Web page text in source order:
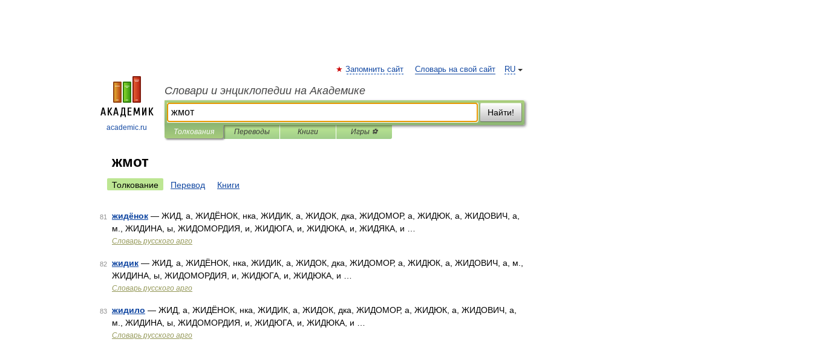
academic.ru
RU
Запомнить сайт Словарь на свой сайт
Словари и энциклопедии на Академике
Найти!
Толкования Переводы Книги Игры ⚽
жмот
Толкование Перевод Книги
81 жидёнок — ЖИД, а, ЖИДЁНОК, нка, ЖИДИК, а, ЖИДОК, дка, ЖИДОМОР, а, ЖИДЮК, а, ЖИДОВИЧ, а,
м., ЖИДИНА, ы, ЖИДОМОРДИЯ, и, ЖИДЮГА, и, ЖИДЮКА, и, ЖИДЯКА, и …
Словарь русского арго
82 жидик — ЖИД, а, ЖИДЁНОК, нка, ЖИДИК, а, ЖИДОК, дка, ЖИДОМОР, а, ЖИДЮК, а, ЖИДОВИЧ, а, м.,
ЖИДИНА, ы, ЖИДОМОРДИЯ, и, ЖИДЮГА, и, ЖИДЮКА, и …
Словарь русского арго
83 жидило — ЖИД, а, ЖИДЁНОК, нка, ЖИДИК, а, ЖИДОК, дка, ЖИДОМОР, а, ЖИДЮК, а, ЖИДОВИЧ, а,
м., ЖИДИНА, ы, ЖИДОМОРДИЯ, и, ЖИДЮГА, и, ЖИДЮКА, и …
Словарь русского арго